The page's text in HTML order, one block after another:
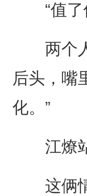
“值了
两个人
后头，嘴
化。”
江燎站
这俩情